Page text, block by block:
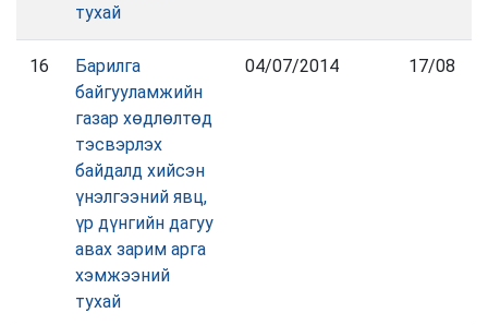
тухай
16
Барилга
байгууламжийн
газар хөдлөлтөд
тэсвэрлэх
байдалд хийсэн
үнэлгээний явц,
үр дүнгийн дагуу
авах зарим арга
хэмжээний
тухай
04/07/2014 17/08